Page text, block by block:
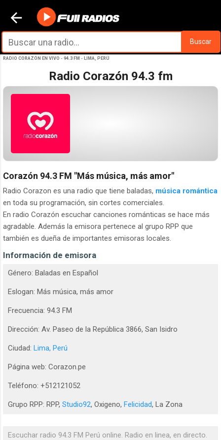
Ir al contenido principal
Buscar
RADIO CORAZÓN EN VIVO - 94.3 FM - LIMA, PERÚ
Radio Corazón 94.3 fm
Corazón 94.3 FM "Más música, más amor"
Radio Corazon es una radio que tiene baladas, música romántica
en toda su programación, sin cortes comerciales.
En radio Corazón escuchar canciones románticas se hace más
agradable. Además la emisora pertenece al grupo RPP que
también es dueña de importantes emisoras locales.
Información de emisora
Género: Baladas en Español
Eslogan: Más música, más amor
Frecuencia: 94.3 FM
Dirección: Av. Paseo de la República 3866, San Isidro
Ciudad: Lima, Perú
Página web: Corazon.pe
Teléfono: +512121052
Grupo RPP: RPP, Studio92, Oxigeno, Felicidad, La Zona
Escuchar radio 94.3 FM Perú online. Radio en linea, en directo.